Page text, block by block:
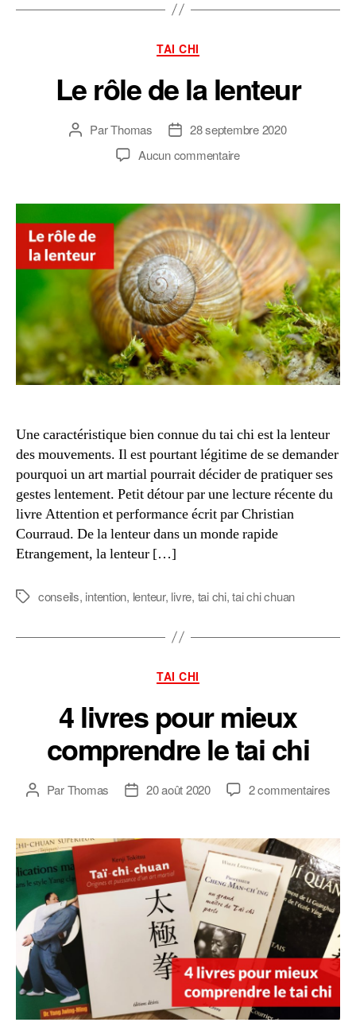
Catégories
TAI CHI
Le rôle de la lenteur
Auteur
ParThomas
Date
l’article
28 septembre 2020
Aucun commentairesur
de
la
lenteur
Une caractéristique bien connue du tai chi est la lenteur
des mouvements. Il est pourtant légitime de se demander
pourquoi un art martial pourrait décider de pratiquer ses
gestes lentement. Petit détour par une lecture récente du
livre Attention et performance écrit par Christian
Courraud. De la lenteur dans un monde rapide
Etrangement, la lenteur […]
Étiquettes
conseils, intention, lenteur, livre, tai chi,tai chi chuan
Catégories
TAI CHI
4 livres pour mieux
comprendre le tai chi
Auteur
ParThomas
Date20 août 2020 2 commentairessur
pour
le
tai
chi